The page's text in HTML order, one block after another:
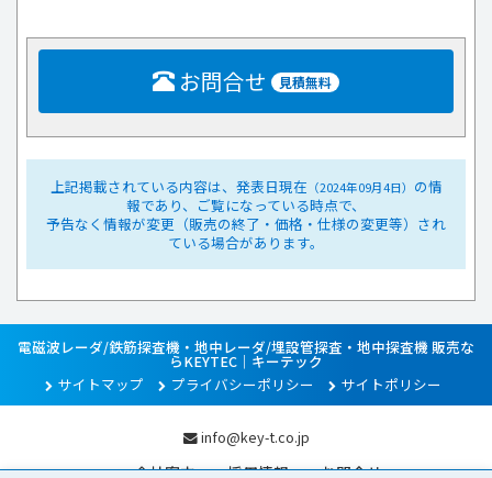
お問合せ 見積無料
上記掲載されている内容は、発表日現在 （2024年09月4日） の情
報であり、ご覧になっている時点で、
予告なく情報が変更（販売の終了・価格・仕様の変更等）され
ている場合があります。
電磁波レーダ/鉄筋探査機・地中レーダ/埋設管探査・地中探査機 販売な
らKEYTEC｜キーテック
サイトマップ
プライバシーポリシー サイトポリシー
info@key-t.co.jp
会社案内 採用情報 お問合せ